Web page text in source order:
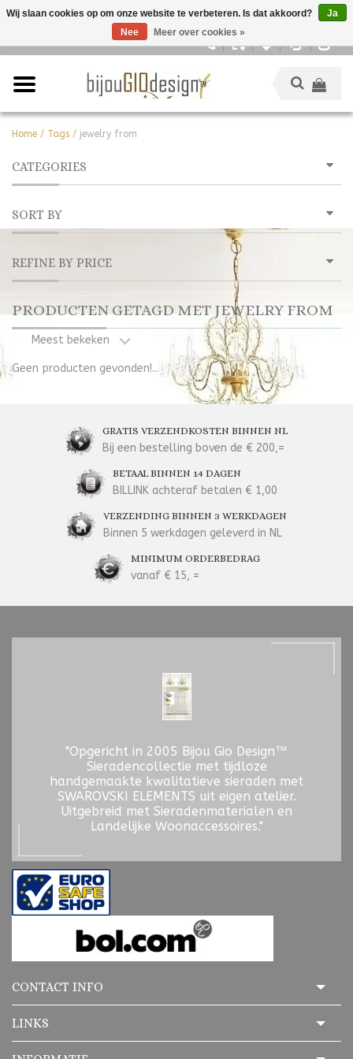
Home / Tags / jewelry from
CATEGORIES
SORT BY
REFINE BY PRICE
PRODUCTEN GETAGD MET JEWELRY FROM
Meest bekeken
Geen producten gevonden!...
GRATIS VERZENDKOSTEN BINNEN NL
Bij een bestelling boven de € 200,=
BETAAL BINNEN 14 DAGEN
BILLINK achteraf betalen € 1,00
VERZENDING BINNEN 3 WERKDAGEN
Binnen 5 werkdagen geleverd in NL
MINIMUM ORDERBEDRAG
vanaf € 15, =
"Opgericht in 2005 Bijou Gio Design™
Sieradencollectie met tijdloze
handgemaakte kwalitatieve sieraden met
SWAROVSKI ELEMENTS uit eigen atelier.
Uitgebreid met Sieradenmaterialen en
Landelijke Woonaccessoires."
CONTACT INFO
LINKS
Wij slaan cookies op om onze website te verbeteren. Is dat akkoord?
Ja
Nee
Meer over cookies »